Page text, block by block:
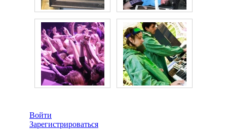
Войти
Зарегистрироваться